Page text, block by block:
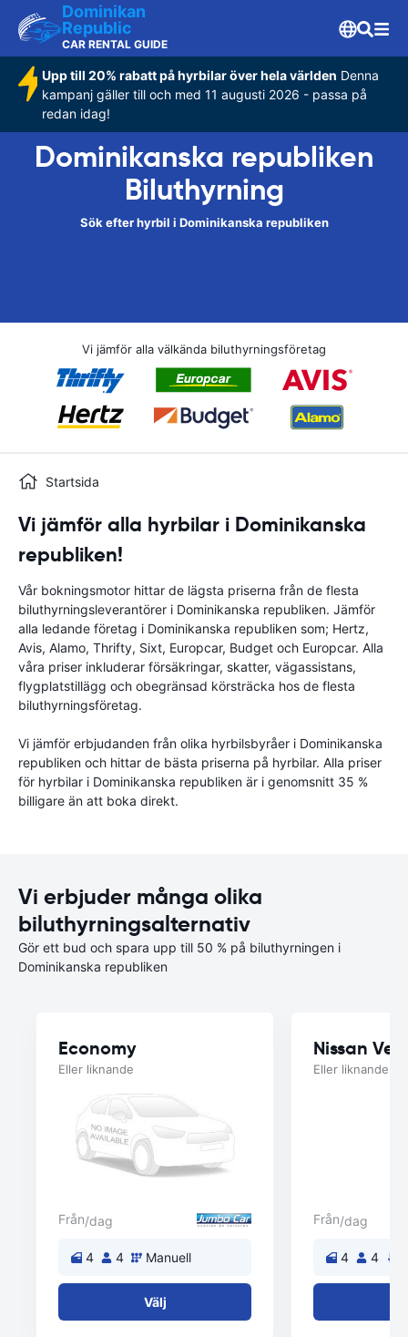
Dominikan
Republic
CAR RENTAL GUIDE
Upp till 20% rabatt på hyrbilar över hela världen Denna
kampanj gäller till och med 11 augusti 2026 - passa på
redan idag!
Dominikanska republiken
Biluthyrning
Sök efter hyrbil i Dominikanska republiken
Vi jämför alla välkända biluthyrningsföretag
Startsida
Vi jämför alla hyrbilar i Dominikanska
republiken!
Vår bokningsmotor hittar de lägsta priserna från de flesta
biluthyrningsleverantörer i Dominikanska republiken. Jämför
alla ledande företag i Dominikanska republiken som; Hertz,
Avis, Alamo, Thrifty, Sixt, Europcar, Budget och Europcar. Alla
våra priser inkluderar försäkringar, skatter, vägassistans,
flygplatstillägg och obegränsad körsträcka hos de flesta
biluthyrningsföretag.
Vi jämför erbjudanden från olika hyrbilsbyråer i Dominikanska
republiken och hittar de bästa priserna på hyrbilar. Alla priser
för hyrbilar i Dominikanska republiken är i genomsnitt 35 %
billigare än att boka direkt.
Vi erbjuder många olika
biluthyrningsalternativ
Gör ett bud och spara upp till 50 % på biluthyrningen i
Dominikanska republiken
Economy
Eller liknande
Från/dag
4 4 Manuell
Välj
Nissan
Eller liknande
Från/dag
4 4